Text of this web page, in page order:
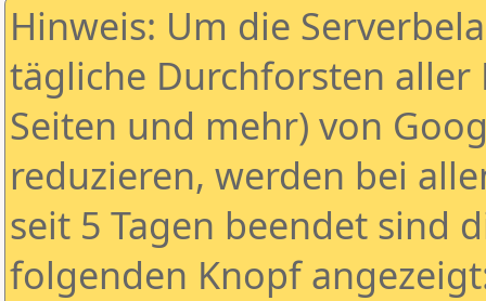
Hinweis: Um die
tägliche Durchforsten aller
Seiten und mehr) von
reduzieren, werden bei
seit 5 Tagen beendet sind
folgenden Knopf